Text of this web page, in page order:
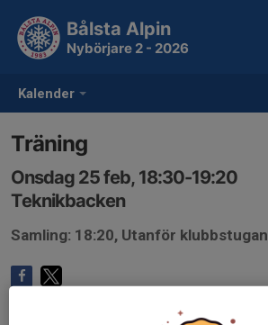
Kalender
Bålsta Alpin
Nybörjare 2 - 2026
Träning
Onsdag 25 feb, 18:30-19:20
Teknikbacken
Samling: 18:20, Utanför klubbstugan